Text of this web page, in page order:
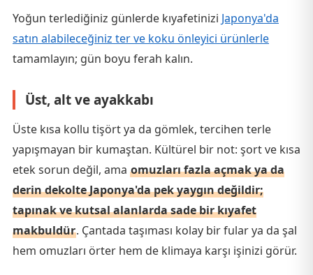
Yoğun terlediğiniz günlerde kıyafetinizi Japonya'da
satın alabileceğiniz ter ve koku önleyici ürünlerle
tamamlayın; gün boyu ferah kalın.
Üst, alt ve ayakkabı
Üste kısa kollu tişört ya da gömlek, tercihen terle
yapışmayan bir kumaştan. Kültürel bir not: şort ve kısa
etek sorun değil, ama omuzları fazla açmak ya da
derin dekolte Japonya'da pek yaygın değildir;
tapınak ve kutsal alanlarda sade bir kıyafet
makbuldür. Çantada taşıması kolay bir fular ya da şal
hem omuzları örter hem de klimaya karşı işinizi görür.